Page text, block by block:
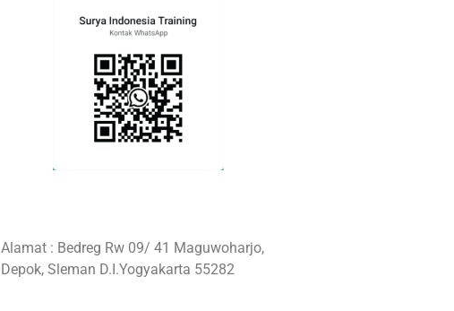
Alamat : Bedreg Rw 09/ 41 Maguwoharjo,
Depok, Sleman D.I.Yogyakarta 55282